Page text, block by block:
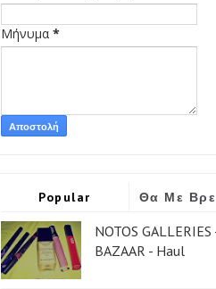
Μήνυμα *
Popular
Θα Με
Εδώ
NOTOS GALLERIES
BAZAAR - Haul